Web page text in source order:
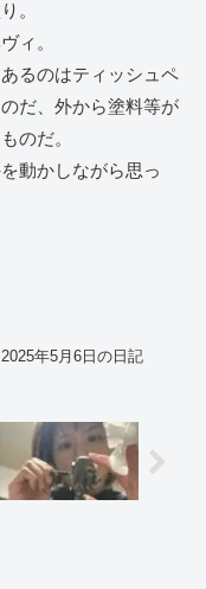
。
ィ。
るのはティッシュペ
だ、外から塗料等が
のだ。
動かしながら思っ
年5月6日の日記